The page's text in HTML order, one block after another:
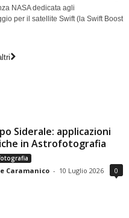
NASA dedicata agli
per il satellite Swift (la Swift Boost
Siderale: applicazioni
in Astrofotografia
Caramanico - 10 Luglio 2026 0